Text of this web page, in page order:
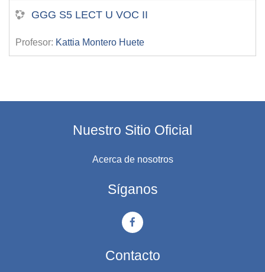
GGG S5 LECT U VOC II
Profesor: Kattia Montero Huete
Nuestro Sitio Oficial
Acerca de nosotros
Síganos
Contacto